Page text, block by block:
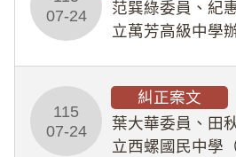
所定維護公務人
07-24
范巽綠委員、紀
立萬芳高級中學
業把關與糾錯功
告漏未審酌師生
115
07-24
糾正案文
葉大華委員、田
立西螺國民中學